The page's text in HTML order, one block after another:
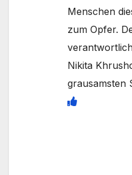
Menschen
zum Opfer.
Nikita
grausamsten